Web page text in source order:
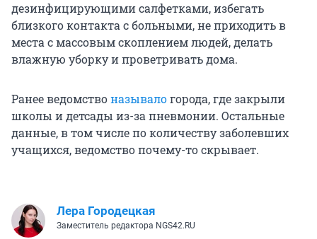
дезинфицирующими салфетками, избегать
близкого контакта с больными, не приходить в
места с массовым скоплением людей, делать
влажную уборку и проветривать дома.
Ранее ведомствоназывалогорода, где закрыли
школы и детсады из-за пневмонии. Остальные
данные, в том числе по количеству заболевших
учащихся, ведомство почему-то скрывает.
Лера Городецкая
Заместитель редактора NGS42.RU